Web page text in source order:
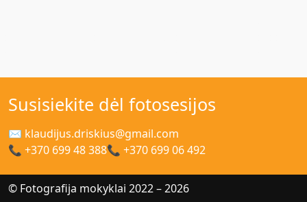
Susisiekite dėl fotosesijos
✉ klaudijus.driskius@gmail.com
📞 +370 699 48 388📞 +370 699 06 492
© Fotografija mokyklai 2022 – 2026